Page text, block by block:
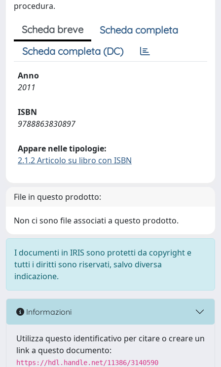
procedura.
Scheda breve
Scheda completa
Scheda completa (DC)
Anno
2011
ISBN
9788863830897
Appare nelle tipologie:
2.1.2 Articolo su libro con ISBN
File in questo prodotto:
Non ci sono file associati a questo prodotto.
I documenti in IRIS sono protetti da copyright e
tutti i diritti sono riservati, salvo diversa
indicazione.
Informazioni
Utilizza questo identificativo per citare o creare un
link a questo documento:
https://hdl.handle.net/11386/3140590